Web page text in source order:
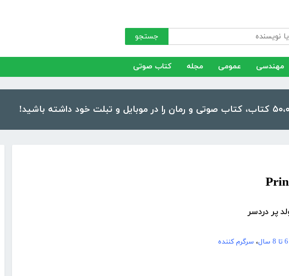
جستجو
مهندسی عمومی مجله کتاب صوتی
6 تا 8 سال ، سرگرم کننده